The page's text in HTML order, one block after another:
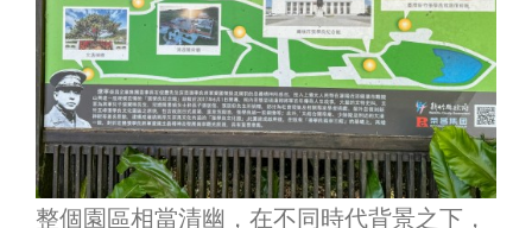
整個園區相當清幽，在不同時代背景之下，